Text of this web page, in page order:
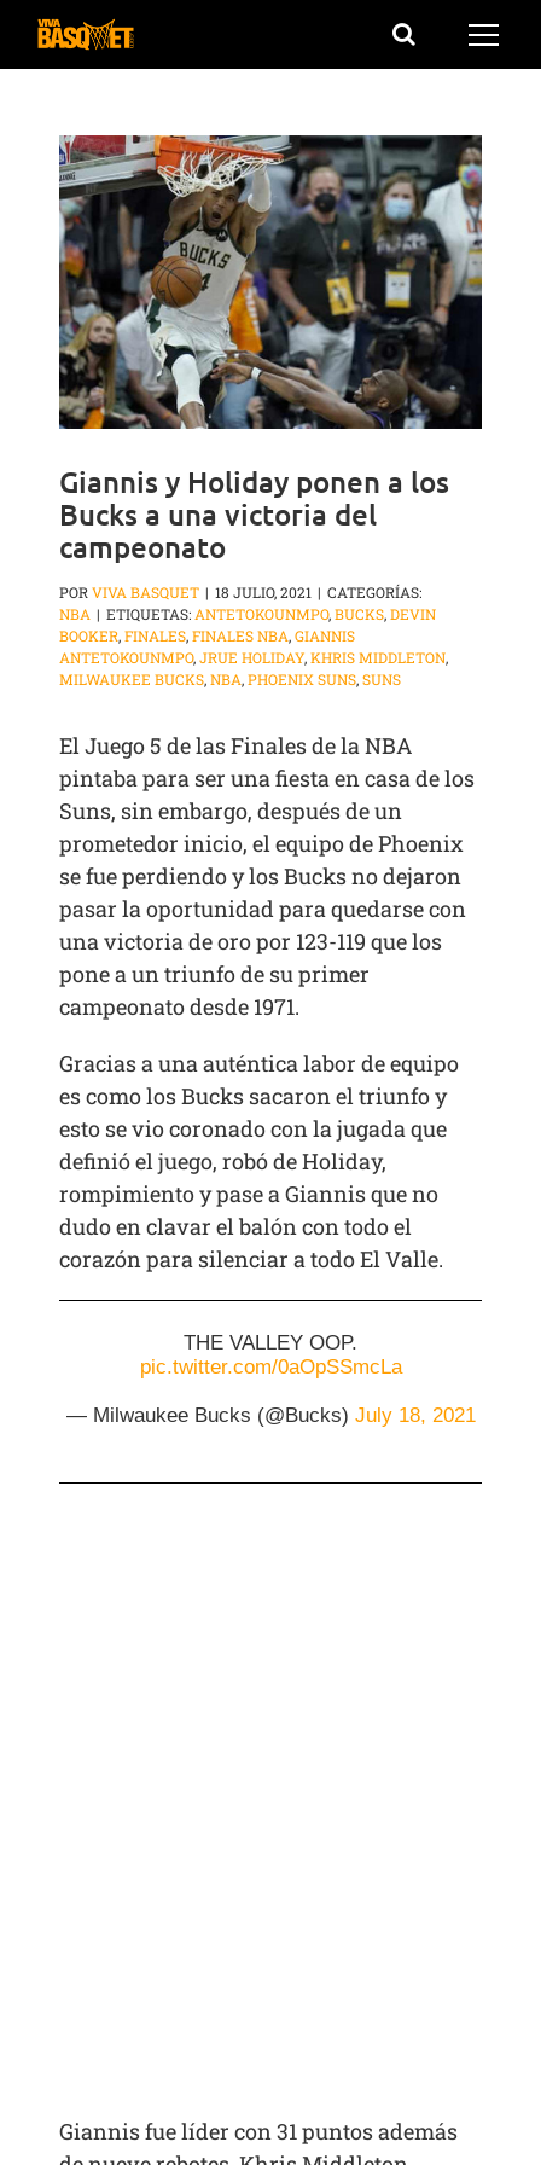
Saltar
Giannis y Holiday ponen a los
Bucks a una victoria del
campeonato
PORVIVA BASQUET | 18 JULIO, 2021 | CATEGORÍAS:
NBA | ETIQUETAS: ANTETOKOUNMPO,BUCKS,DEVIN
BOOKER,FINALES,FINALES NBA,GIANNIS
ANTETOKOUNMPO,JRUE HOLIDAY,KHRIS MIDDLETON,
MILWAUKEE BUCKS,NBA,PHOENIX SUNS,SUNS
El Juego 5 de las Finales de la NBA
pintaba para ser una fiesta en casa de los
Suns, sin embargo, después de un
prometedor inicio, el equipo de Phoenix
se fue perdiendo y los Bucks no dejaron
pasar la oportunidad para quedarse con
una victoria de oro por 123-119 que los
pone a un triunfo de su primer
campeonato desde 1971.
Gracias a una auténtica labor de equipo
es como los Bucks sacaron el triunfo y
esto se vio coronado con la jugada que
definió el juego, robó de Holiday,
rompimiento y pase a Giannis que no
dudo en clavar el balón con todo el
corazón para silenciar a todo El Valle.
THE VALLEY OOP.
pic.twitter.com/0aOpSSmcLa
— Milwaukee Bucks (@Bucks) July 18, 2021
Giannis fue líder con 31 puntos además